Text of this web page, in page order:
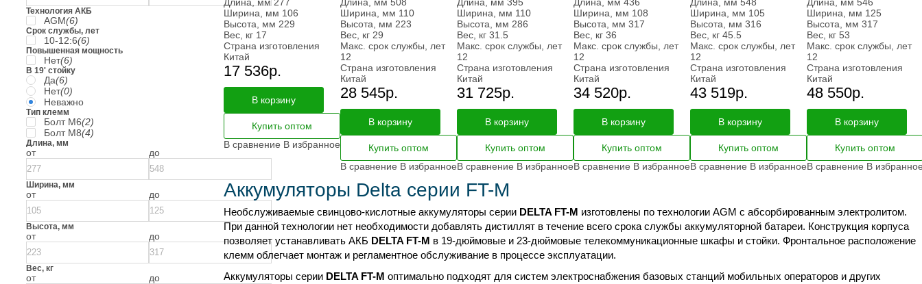
Технология АКБ
AGM(6)
Срок службы, лет
10-12:6(6)
Повышенная мощность
Нет(6)
В 19' стойку
Да(6)
Нет(0)
Неважно
Тип клемм
Болт М6(2)
Болт М8(4)
Длина, мм
от до
Ширина, мм
от до
Высота, мм
от до
Вес, кг
от до
Ширина, мм 106
Высота, мм 229
Вес, кг 17
Страна изготовления
Китай
17 536р.
В корзину
Купить оптом
В сравнение В избранное
Ширина, мм 110
Высота, мм 223
Вес, кг 29
Макс. срок службы, лет
12
Страна изготовления
Китай
28 545р.
В корзину
Купить оптом
В сравнение В избранное
Ширина, мм 110
Высота, мм 286
Вес, кг 31.5
Макс. срок службы, лет
12
Страна изготовления
Китай
31 725р.
В корзину
Купить оптом
В сравнение В избранное
Ширина, мм 108
Высота, мм 317
Вес, кг 36
Макс. срок службы, лет
12
Страна изготовления
Китай
34 520р.
В корзину
Купить оптом
В сравнение В избранное
Ширина, мм 105
Высота, мм 316
Вес, кг 45.5
Макс. срок службы, лет
12
Страна изготовления
Китай
43 519р.
В корзину
Купить оптом
В сравнение В избранное
Ширина, мм 125
Высота, мм 317
Вес, кг 53
Макс. срок службы, лет
12
Страна изготовления
Китай
48 550р.
В корзину
Купить оптом
В сравнение В
Аккумуляторы Delta серии FT-M
Необслуживаемые свинцово-кислотные аккумуляторы серии DELTA FT-M изготовлены по технологии AGM с абсорбированным электролитом.
При данной технологии нет необходимости добавлять дистиллят в течение всего срока службы аккумуляторной батареи. Конструкция корпуса
позволяет устанавливать АКБ DELTA FT-M в 19-дюймовые и 23-дюймовые телекоммуникационные шкафы и стойки. Фронтальное расположение
клемм облегчает монтаж и регламентное обслуживание в процессе эксплуатации.
Аккумуляторы серии DELTA FT-M оптимально подходят для систем электроснабжения базовых станций мобильных операторов и других